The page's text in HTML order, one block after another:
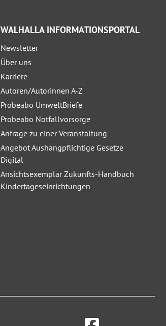
WALHALLA INFORMATIONSPORTAL
Newsletter
Über uns
Karriere
Autoren/Autorinnen A-Z
Probeabo UmweltBriefe
Probeabo Notfallvorsorge
Anfrage zu einer Veranstaltung
Angebot Aushangpflichtige Gesetze
Digital
Ansichtsexemplar Zukunfts-Handbuch
Kindertageseinrichtungen